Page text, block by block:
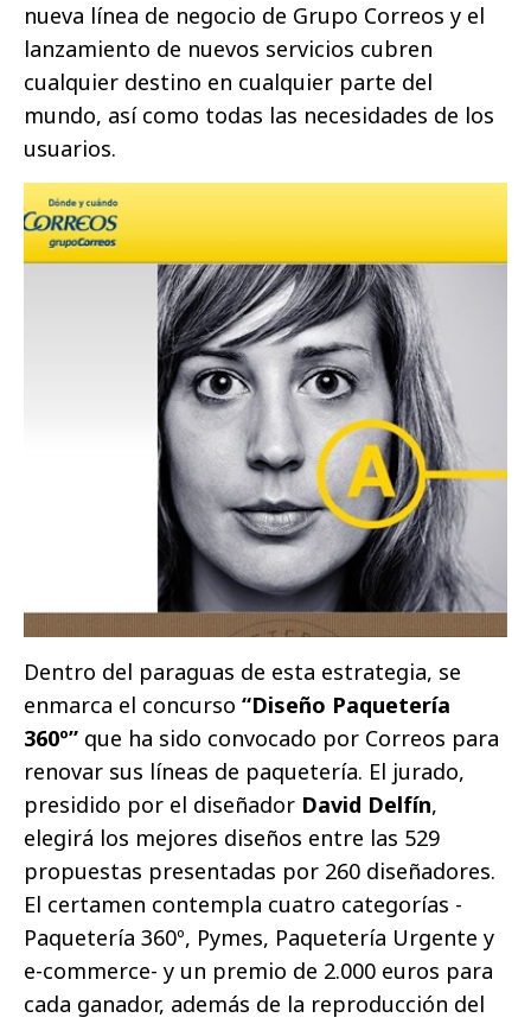
nueva línea de negocio de Grupo Correos y el
lanzamiento de nuevos servicios cubren
cualquier destino en cualquier parte del
mundo, así como todas las necesidades de los
usuarios.
Dentro del paraguas de esta estrategia, se
enmarca el concurso “Diseño Paquetería
360º” que ha sido convocado por Correos para
renovar sus líneas de paquetería. El jurado,
presidido por el diseñador David Delfín,
elegirá los mejores diseños entre las 529
propuestas presentadas por 260 diseñadores.
El certamen contempla cuatro categorías -
Paquetería 360º, Pymes, Paquetería Urgente y
e-commerce- y un premio de 2.000 euros para
cada ganador, además de la reproducción del